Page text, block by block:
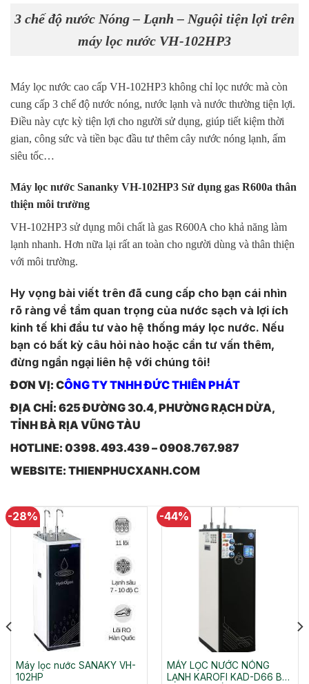
3 chế độ nước Nóng – Lạnh – Nguội tiện lợi trên
máy lọc nước VH-102HP3
Máy lọc nước cao cấp VH-102HP3 không chỉ lọc nước mà còn
cung cấp 3 chế độ nước nóng, nước lạnh và nước thường tiện lợi.
Điều này cực kỳ tiện lợi cho người sử dụng, giúp tiết kiệm thời
gian, công sức và tiền bạc đầu tư thêm cây nước nóng lạnh, ấm
siêu tốc…
Máy lọc nước Sananky VH-102HP3 Sử dụng gas R600a thân
thiện môi trường
VH-102HP3 sử dụng môi chất là gas R600A cho khả năng làm
lạnh nhanh. Hơn nữa lại rất an toàn cho người dùng và thân thiện
với môi trường.
Hy vọng bài viết trên đã cung cấp cho bạn cái nhìn
rõ ràng về tầm quan trọng của nước sạch và lợi ích
kinh tế khi đầu tư vào hệ thống máy lọc nước. Nếu
bạn có bất kỳ câu hỏi nào hoặc cần tư vấn thêm,
đừng ngần ngại liên hệ với chúng tôi!
ĐƠN VỊ: CÔNG TY TNHH ĐỨC THIÊN PHÁT
ĐỊA CHỈ: 625 ĐƯỜNG 30.4, PHƯỜNG RẠCH DỪA,
TỈNH BÀ RỊA VŨNG TÀU
HOTLINE: 0398. 493.439 – 0908.767.987
WEBSITE: THIENPHUCXANH.COM
-28%
Máy lọc nước SANAKY VH-
102HP
-44%
MÁY LỌC NƯỚC NÓNG
LẠNH KAROFI KAD-D66 BÀ